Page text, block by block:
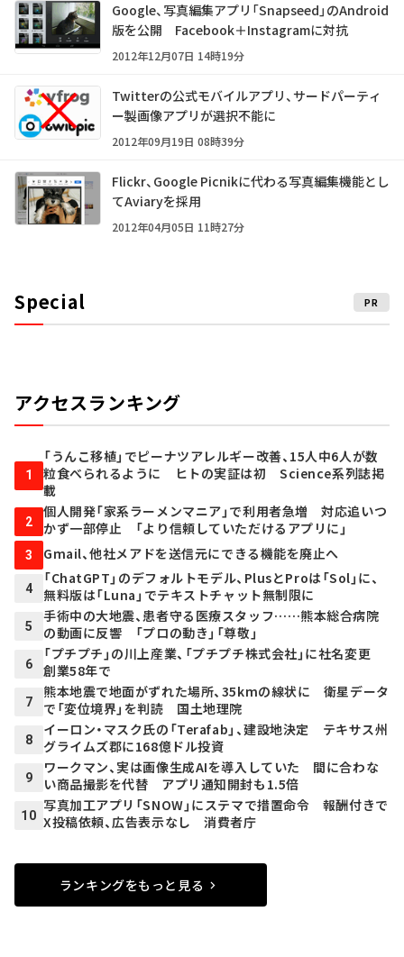
Google、写真編集アプリ「Snapseed」のAndroid
版を公開 Facebook＋Instagramに対抗
2012年12月07日 14時19分
Twitterの公式モバイルアプリ、サードパーティ
ー製画像アプリが選択不能に
2012年09月19日 08時39分
Flickr、Google Picnikに代わる写真編集機能とし
てAviaryを採用
2012年04月05日 11時27分
Special PR
アクセスランキング
1
「うんこ移植」でピーナツアレルギー改善、15人中6人が数
粒食べられるように ヒトの実証は初 Science系列誌掲
載
2
個人開発「家系ラーメンマニア」で利用者急増 対応追いつ
かず一部停止 「より信頼していただけるアプリに」
3 Gmail、他社メアドを送信元にできる機能を廃止へ
4
「ChatGPT」のデフォルトモデル、PlusとProは「Sol」に、
無料版は「Luna」でテキストチャット無制限に
5
手術中の大地震、患者守る医療スタッフ……熊本総合病院
の動画に反響 「プロの動き」「尊敬」
6
「プチプチ」の川上産業、「プチプチ株式会社」に社名変更
創業58年で
7
熊本地震で地面がずれた場所、35kmの線状に 衛星データ
で「変位境界」を判読 国土地理院
8
イーロン・マスク氏の「Terafab」、建設地決定 テキサス州
グライムズ郡に168億ドル投資
9
ワークマン、実は画像生成AIを導入していた 間に合わな
い商品撮影を代替 アプリ通知開封も1.5倍
10
写真加工アプリ「SNOW」にステマで措置命令 報酬付きで
X投稿依頼、広告表示なし 消費者庁
ランキングをもっと見る